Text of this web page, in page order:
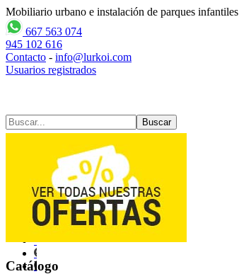
Mobiliario urbano e instalación de parques infantiles
667 563 074
945 102 616
Contacto - info@lurkoi.com
Usuarios registrados
Mapa web
Catálogo